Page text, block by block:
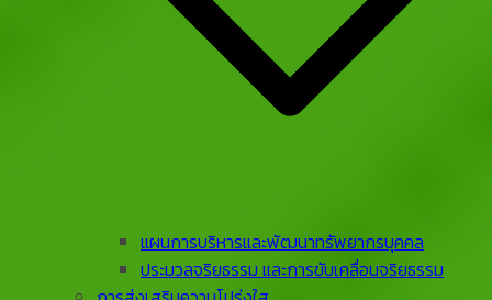
แผนการบริหารและพัฒนาทรัพยากรบุคคล
ประมวลจริยธรรม และการขับเคลื่อนจริยธรรม